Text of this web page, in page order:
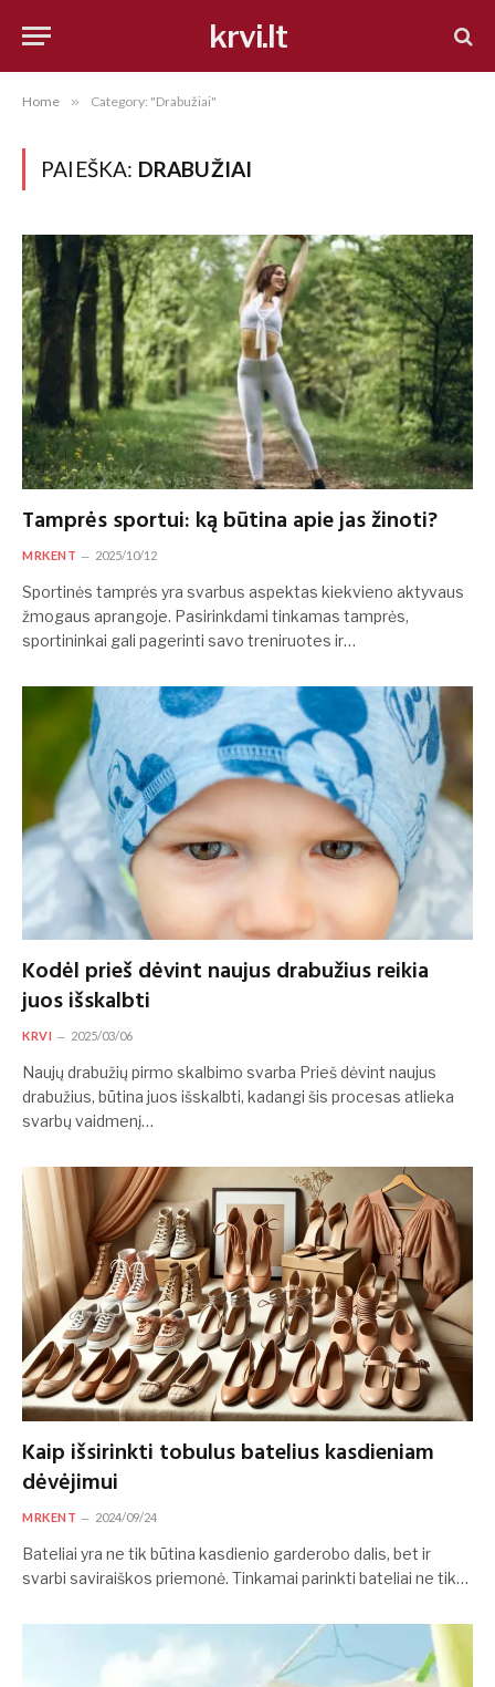
krvi.lt
Home » Category: "Drabužiai"
PAIEŠKA: DRABUŽIAI
Tamprės sportui: ką būtina apie jas žinoti?
MRKENT 2025/10/12
Sportinės tamprės yra svarbus aspektas kiekvieno aktyvaus
žmogaus aprangoje. Pasirinkdami tinkamas tamprės,
sportininkai gali pagerinti savo treniruotes ir…
Kodėl prieš dėvint naujus drabužius reikia
juos išskalbti
KRVI 2025/03/06
Naujų drabužių pirmo skalbimo svarba Prieš dėvint naujus
drabužius, būtina juos išskalbti, kadangi šis procesas atlieka
svarbų vaidmenį…
Kaip išsirinkti tobulus batelius kasdieniam
dėvėjimui
MRKENT 2024/09/24
Bateliai yra ne tik būtina kasdienio garderobo dalis, bet ir
svarbi saviraiškos priemonė. Tinkamai parinkti bateliai ne tik…